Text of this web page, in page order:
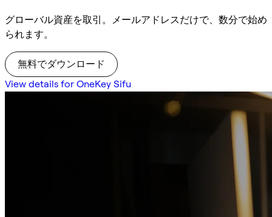
グローバル資産を取引。メールアドレスだけで、数分で始め
られます。
無料でダウンロード
View details for OneKey Sifu